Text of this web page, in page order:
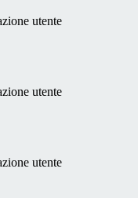
utente
utente
utente